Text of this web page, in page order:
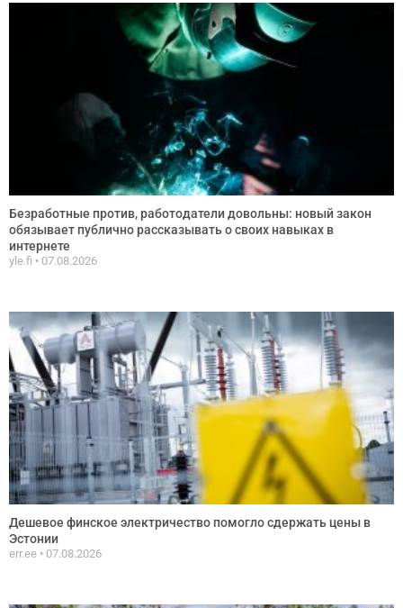
Безработные против, работодатели довольны: новый закон
обязывает публично рассказывать о своих навыках в
интернете
yle.fi 07.08.2026
Дешевое финское электричество помогло сдержать цены в
Эстонии
err.ee 07.08.2026